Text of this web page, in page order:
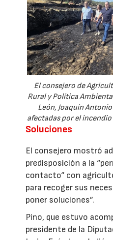
El consejero de
Rural y Política
León, Joaquín
afectadas por el
Soluciones
El consejero mostró
predisposición a la
contacto“ con
para recoger sus
poner soluciones”.
Pino, que estuvo
presidente de la